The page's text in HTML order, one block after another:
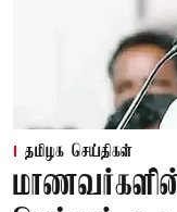
தமிழக செய்திகள்